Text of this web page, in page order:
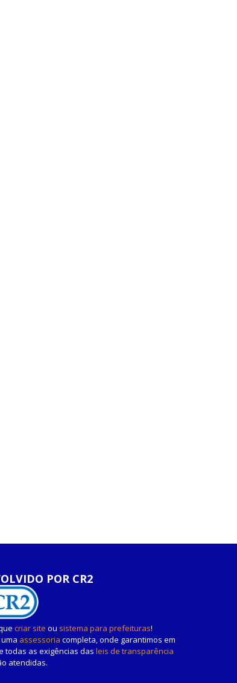
POR CR2
criar site ou sistema para prefeituras!
assessoria completa, onde garantimos em
todas as exigências das leis de transparência
atendidas.